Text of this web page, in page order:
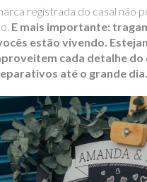
registrada do casal não
E mais importante:
estão vivendo.
cada detalhe do
até o grande dia.